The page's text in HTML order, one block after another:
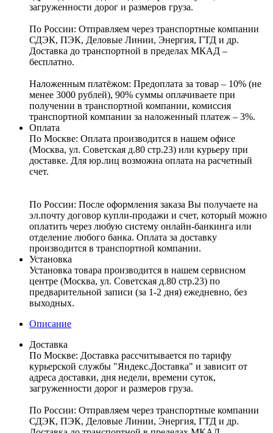
загруженности дорог и размеров груза.
По России: Отправляем через транспортные компании
СДЭК, ПЭК, Деловые Линии, Энергия, ГТД и др.
Доставка до транспортной в пределах МКАД –
бесплатно.
Наложенным платёжом: Предоплата за товар – 10% (не
менее 3000 рублей), 90% суммы оплачиваете при
получении в транспортной компании, комиссия
транспортной компании за наложенный платеж – 3%.
Оплата
По Москве: Оплата производится в нашем офисе
(Москва, ул. Советская д.80 стр.23) или курьеру при
доставке. Для юр.лиц возможна оплата на расчетный
счет.
По России: После оформления заказа Вы получаете на
эл.почту договор купли-продажи и счет, который можно
оплатить через любую систему онлайн-банкинга или
отделение любого банка. Оплата за доставку
производится в транспортной компании.
Установка
Установка товара производится в нашем сервисном
центре (Москва, ул. Советская д.80 стр.23) по
предварительной записи (за 1-2 дня) ежедневно, без
выходных.
Описание
Доставка
По Москве: Доставка рассчитывается по тарифу
курьерской службы "Яндекс.Доставка" и зависит от
адреса доставки, дня недели, времени суток,
загруженности дорог и размеров груза.
По России: Отправляем через транспортные компании
СДЭК, ПЭК, Деловые Линии, Энергия, ГТД и др.